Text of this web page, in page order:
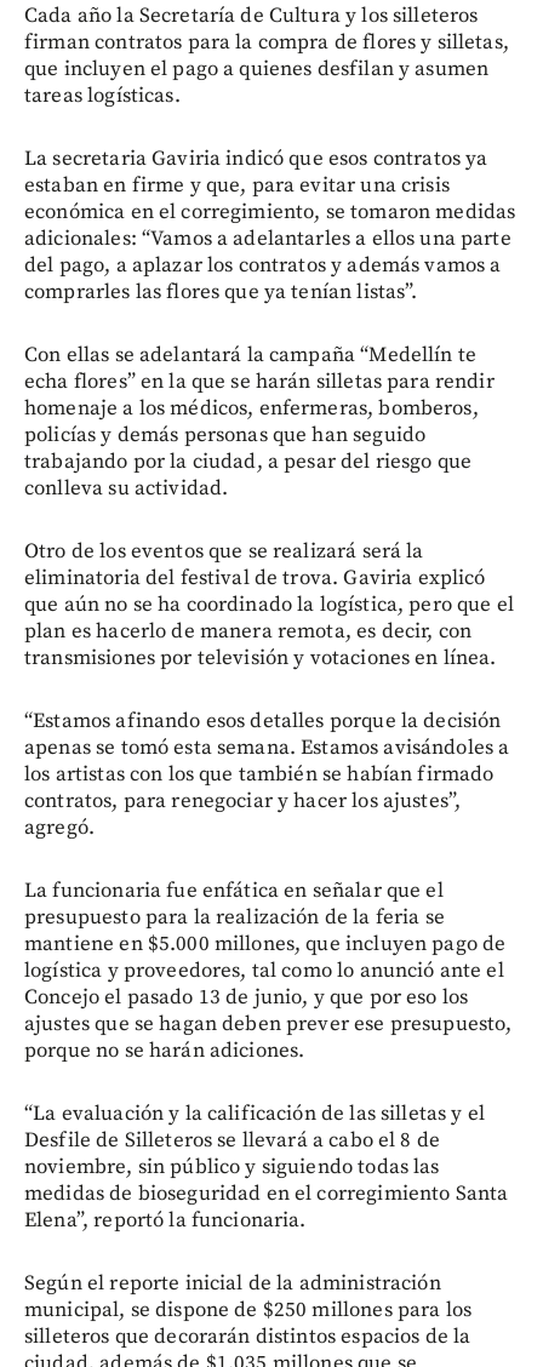
Cada año la Secretaría de Cultura y los silleteros
firman contratos para la compra de flores y silletas,
que incluyen el pago a quienes desfilan y asumen
tareas logísticas.
La secretaria Gaviria indicó que esos contratos ya
estaban en firme y que, para evitar una crisis
económica en el corregimiento, se tomaron medidas
adicionales: “Vamos a adelantarles a ellos una parte
del pago, a aplazar los contratos y además vamos a
comprarles las flores que ya tenían listas”.
Con ellas se adelantará la campaña “Medellín te
echa flores” en la que se harán silletas para rendir
homenaje a los médicos, enfermeras, bomberos,
policías y demás personas que han seguido
trabajando por la ciudad, a pesar del riesgo que
conlleva su actividad.
Otro de los eventos que se realizará será la
eliminatoria del festival de trova. Gaviria explicó
que aún no se ha coordinado la logística, pero que el
plan es hacerlo de manera remota, es decir, con
transmisiones por televisión y votaciones en línea.
“Estamos afinando esos detalles porque la decisión
apenas se tomó esta semana. Estamos avisándoles a
los artistas con los que también se habían firmado
contratos, para renegociar y hacer los ajustes”,
agregó.
La funcionaria fue enfática en señalar que el
presupuesto para la realización de la feria se
mantiene en $5.000 millones, que incluyen pago de
logística y proveedores, tal como lo anunció ante el
Concejo el pasado 13 de junio, y que por eso los
ajustes que se hagan deben prever ese presupuesto,
porque no se harán adiciones.
“La evaluación y la calificación de las silletas y el
Desfile de Silleteros se llevará a cabo el 8 de
noviembre, sin público y siguiendo todas las
medidas de bioseguridad en el corregimiento Santa
Elena”, reportó la funcionaria.
Según el reporte inicial de la administración
municipal, se dispone de $250 millones para los
silleteros que decorarán distintos espacios de la